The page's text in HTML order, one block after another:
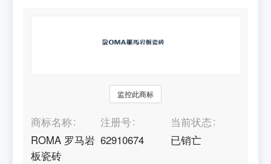
监控此商标
商标名称
ROMA 罗马岩
板瓷砖
注册号
62910674
当前状态
已销亡